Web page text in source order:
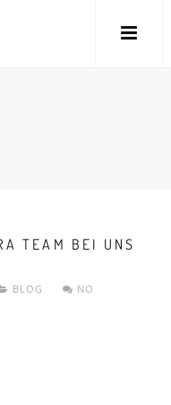
TEAM BEI UNS
BLOG
NO